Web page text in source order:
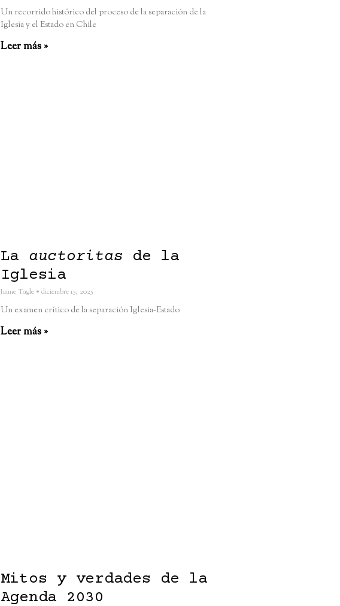
Un recorrido histórico del proceso de la separación de la
Iglesia y el Estado en Chile
Leer más »
La auctoritas de la
Iglesia
Jaime Tagle diciembre 15, 2025
Un examen crítico de la separación Iglesia-Estado
Leer más »
Mitos y verdades de la
Agenda 2030